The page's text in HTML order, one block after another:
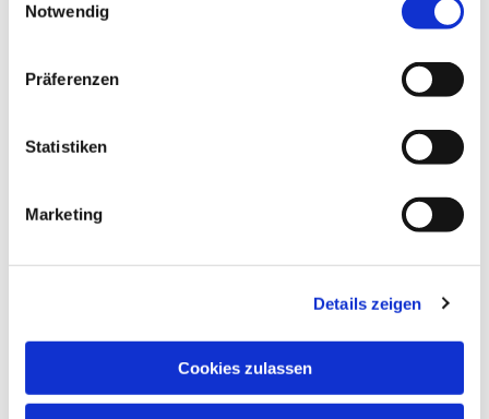
Notwendig
Präferenzen
Statistiken
Marketing
Details zeigen
Cookies zulassen